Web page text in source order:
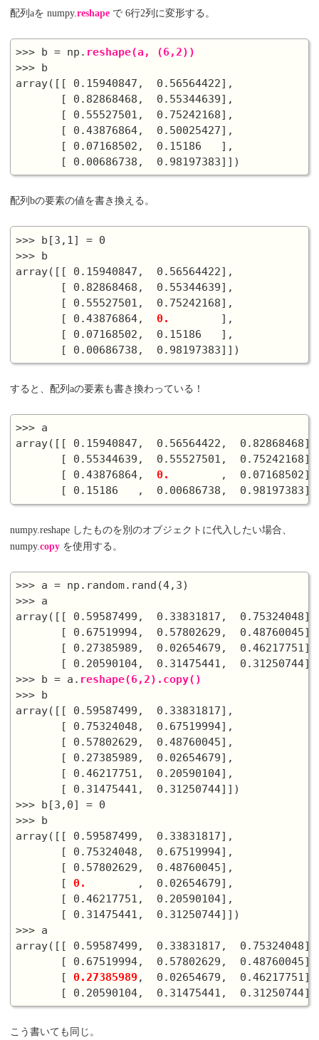
配列aを numpy. reshape で 6行2列に変形する。
>>> b = np. reshape(a, (6,2))
>>> b
array([[ 0.15940847,  0.56564422],
       [ 0.82868468,  0.55344639],
       [ 0.55527501,  0.75242168],
       [ 0.43876864,  0.50025427],
       [ 0.07168502,  0.15186   ],
配列bの要素の値を書き換える。
>>> b[3,1] = 0
>>> b
array([[ 0.15940847,  0.56564422],
       [ 0.82868468,  0.55344639],
       [ 0.55527501,  0.75242168],
       [ 0.43876864,
0.
        ],
       [ 0.07168502,  0.15186   ],
すると、配列aの要素も書き換わっている！
>>> a
array([[ 0.15940847,  0.56564422,  0.82868468],
       [ 0.55344639,  0.55527501,  0.75242168],
       [ 0.43876864,
0.
        ,  0.07168502],
numpy.reshape したものを別のオブジェクトに代入したい場合、
numpy. copy を使用する。
>>> a = np.random.rand(4,3)
>>> a
array([[ 0.59587499,  0.33831817,  0.75324048],
       [ 0.67519994,  0.57802629,  0.48760045],
       [ 0.27385989,  0.02654679,  0.46217751],
[ 0.20590104,  0.31475441,
>>> b = a. reshape(6,2).copy()
>>> b
array([[ 0.59587499,  0.33831817],
       [ 0.75324048,  0.67519994],
       [ 0.57802629,  0.48760045],
       [ 0.27385989,  0.02654679],
       [ 0.46217751,  0.20590104],
       [ 0.31475441,  0.31250744]])
>>> b[3,0] = 0
>>> b
array([[ 0.59587499,  0.33831817],
       [ 0.75324048,  0.67519994],
       [ 0.57802629,  0.48760045],
       [
0.
        ,  0.02654679],
       [ 0.46217751,  0.20590104],
       [ 0.31475441,  0.31250744]])
>>> a
array([[ 0.59587499,  0.33831817,  0.75324048],
       [ 0.67519994,  0.57802629,  0.48760045],
       [
0.27385989 ,  0.02654679,  0.46217751],
こう書いても同じ。